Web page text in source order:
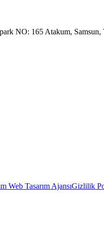
NO: 165 Atakum, Samsun,
Web Tasarım AjansıGizlilik